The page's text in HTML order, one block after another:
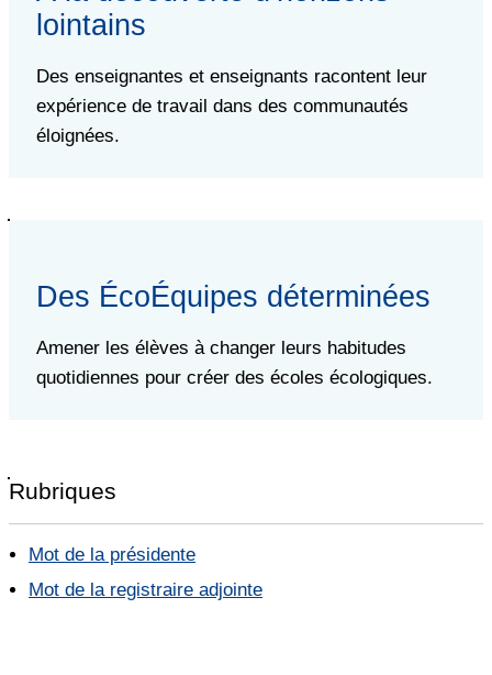
lointains
Des enseignantes et enseignants racontent leur
expérience de travail dans des communautés
éloignées.
Des ÉcoÉquipes déterminées
Amener les élèves à changer leurs habitudes
quotidiennes pour créer des écoles écologiques.
Rubriques
Mot de la présidente
Mot de la registraire adjointe